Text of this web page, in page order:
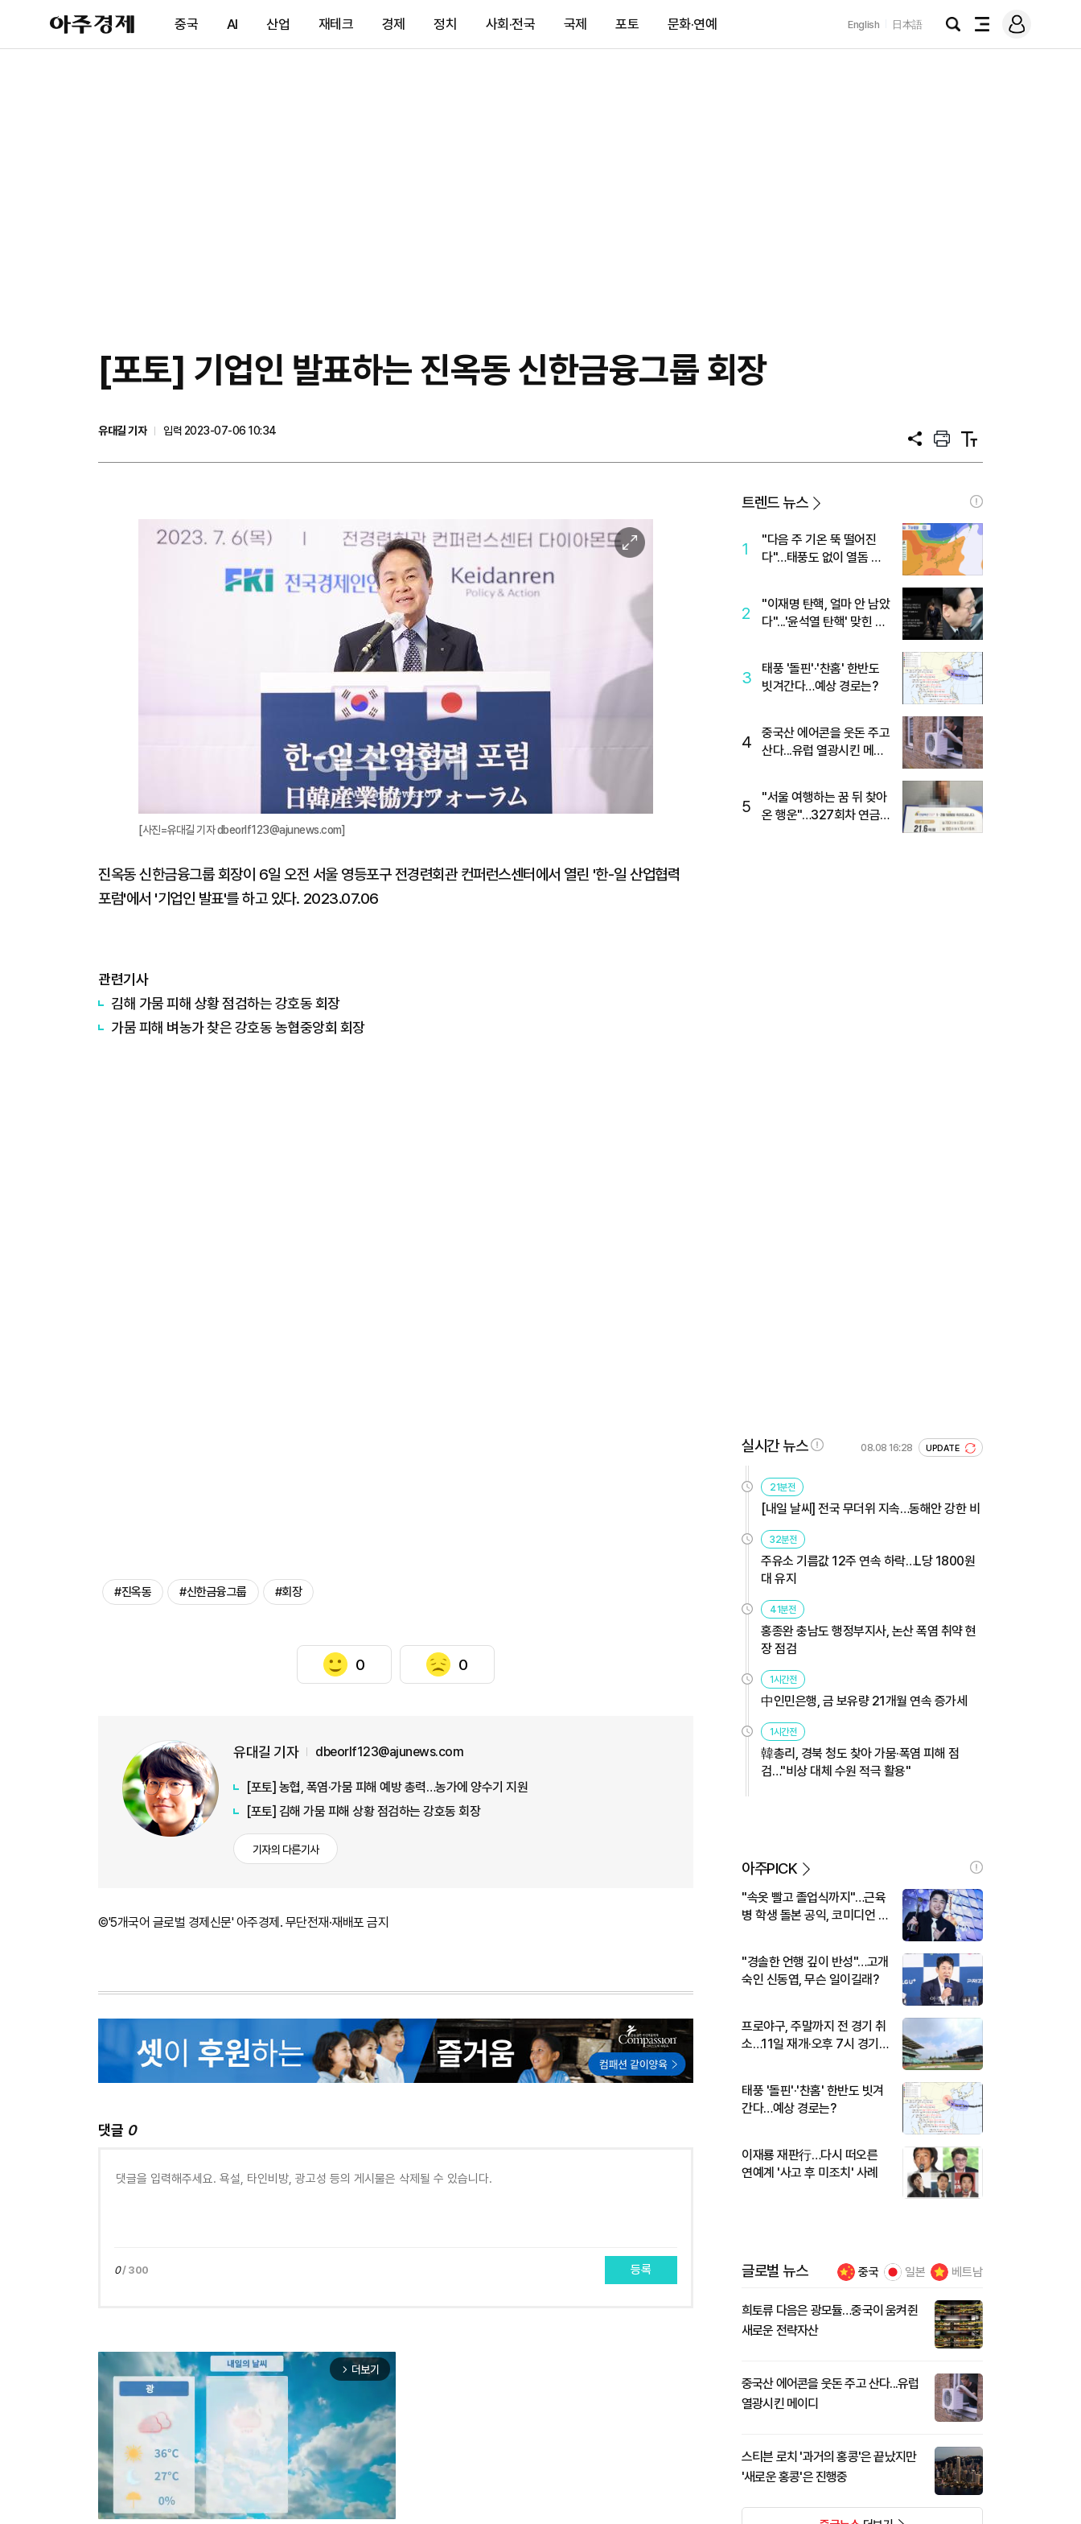
아
주
제
중국 AI 산업 재테크 경제 정치 사회·전국 국제 포토 문화·연예 English 日本語
검
전
메
그
[포토] 기업인 발표하는 진옥동 신한금융그룹 회장
유대길 기자
입력 2023-07-06 10:34
공
프
트
텍
트
이
미
[사진=유대길 기자 dbeorlf123@ajunews.com]
진옥동 신한금융그룹 회장이 6일 오전 서울 영등포구 전경련회관 컨퍼런스센터에서 열린 '한-일 산업협력
포럼'에서 '기업인 발표'를 하고 있다. 2023.07.06
관련기사
김해 가뭄 피해 상황 점검하는 강호동 회장
가뭄 피해 벼농가 찾은 강호동 농협중앙회 회장
#진옥동 #신한금융그룹 #회장
0 0
유대길 기자 dbeorlf123@ajunews.com
[포토] 농협, 폭염·가뭄 피해 예방 총력…농가에 양수기 지원
[포토] 김해 가뭄 피해 상황 점검하는 강호동 회장
기자의 다른기사
©'5개국어 글로벌 경제신문' 아주경제. 무단전재·재배포 금지
댓글 0
0/ 300 등록
arrow_forward_ios 더보기
트렌드 뉴스
1
"다음 주 기온 뚝 떨어진
다"…태풍도 없이 열돔 박
2
"이재명 탄핵, 얼마 안 남았
다"...'윤석열 탄핵' 맞힌 무
3
태풍 '돌핀'·'찬홈' 한반도
빗겨간다…예상 경로는?
4
중국산 에어콘을 웃돈 주고
산다...유럽 열광시킨 메이
5
"서울 여행하는 꿈 뒤 찾아
온 행운"…327회차 연금
실시간 뉴스 08.08 16:28 UPDATE
21분전
[내일 날씨] 전국 무더위 지속…동해안 강한 비
32분전
주유소 기름값 12주 연속 하락…L당 1800원
대 유지
41분전
홍종완 충남도 행정부지사, 논산 폭염 취약 현
장 점검
1시간전
中인민은행, 금 보유량 21개월 연속 증가세
1시간전
韓총리, 경북 청도 찾아 가뭄·폭염 피해 점
검…"비상 대체 수원 적극 활용"
아주PICK
"속옷 빨고 졸업식까지"…근육
병 학생 돌본 공익, 코미디언 김
"경솔한 언행 깊이 반성"…고개
숙인 신동엽, 무슨 일이길래?
프로야구, 주말까지 전 경기 취
소…11일 재개·오후 7시 경기
태풍 '돌핀'·'찬홈' 한반도 빗겨
간다…예상 경로는?
이재룡 재판行…다시 떠오른
연예계 '사고 후 미조치' 사례
글로벌 뉴스 중국 일본 베트남
희토류 다음은 광모듈…중국이 움켜쥔
새로운 전략자산
중국산 에어콘을 웃돈 주고 산다...유럽
열광시킨 메이디
스티븐 로치 '과거의 홍콩'은 끝났지만
'새로운 홍콩'은 진행중